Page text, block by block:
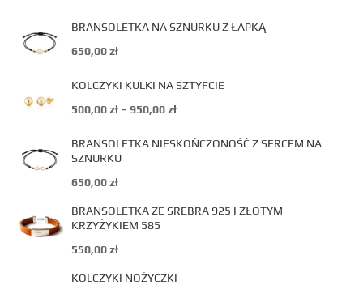
BRANSOLETKA NA SZNURKU Z ŁAPKĄ
650,00zł
KOLCZYKI KULKI NA SZTYFCIE
500,00zł – 950,00zł
BRANSOLETKA NIESKOŃCZONOŚĆ Z SERCEM NA
SZNURKU
650,00zł
BRANSOLETKA ZE SREBRA 925 I ZŁOTYM
KRZYŻYKIEM 585
550,00zł
KOLCZYKI NOŻYCZKI